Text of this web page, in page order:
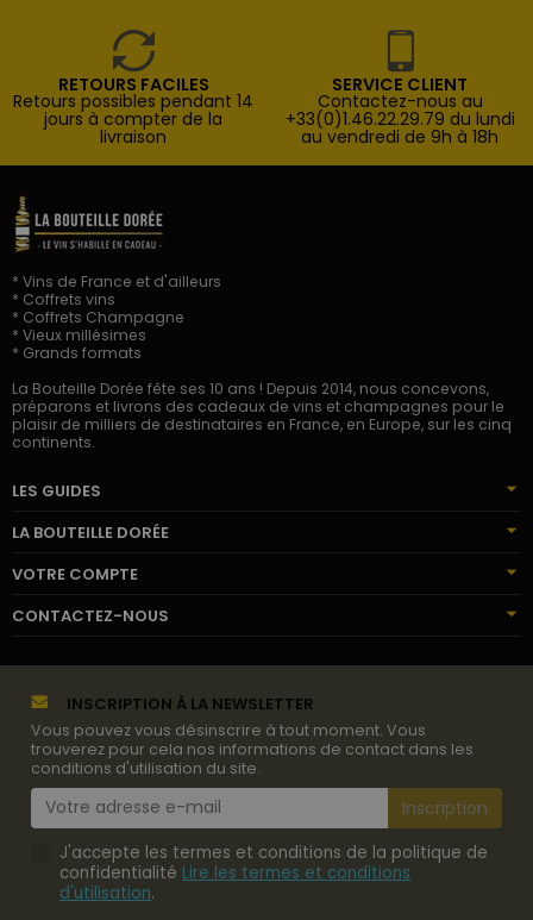
RETOURS FACILES
Retours possibles pendant 14
jours à compter de la
livraison
SERVICE CLIENT
Contactez-nous au
+33(0)1.46.22.29.79 du lundi
au vendredi de 9h à 18h
* Vins de France et d'ailleurs
* Coffrets vins
* Coffrets Champagne
* Vieux millésimes
* Grands formats
La Bouteille Dorée fête ses 10 ans ! Depuis 2014, nous concevons,
préparons et livrons des cadeaux de vins et champagnes pour le
plaisir de milliers de destinataires en France, en Europe, sur les cinq
continents.
LES GUIDES
LA BOUTEILLE DORÉE
VOTRE COMPTE
CONTACTEZ-NOUS
INSCRIPTION À LA NEWSLETTER
Vous pouvez vous désinscrire à tout moment. Vous
trouverez pour cela nos informations de contact dans les
conditions d'utilisation du site.
J'accepte les termes et conditions de la politique de
confidentialité Lire les termes et conditions
d'utilisation.